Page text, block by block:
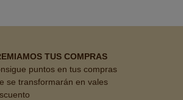
TUS COMPRAS
puntos en tus compras
se transformarán en vales